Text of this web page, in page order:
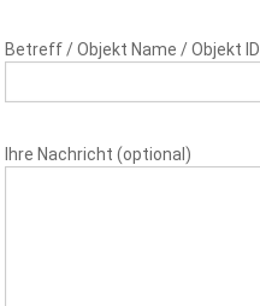
Betreff / Objekt Name / Objekt ID
Ihre Nachricht (optional)